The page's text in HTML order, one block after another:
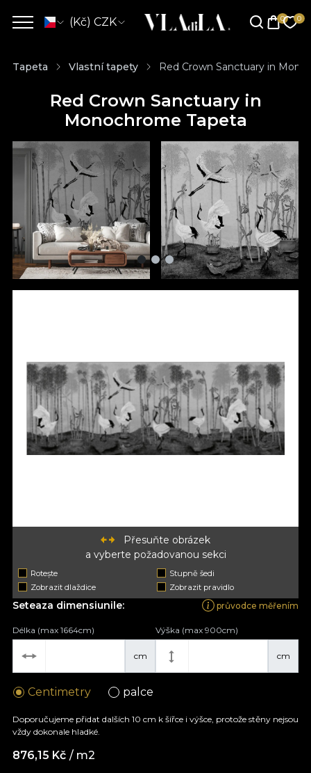
(Kč) CZK
Tapeta Vlastní tapety Red Crown Sanctuary in
Red Crown Sanctuary in
Monochrome Tapeta
Přesuňte obrázek
a vyberte požadovanou sekci
Rotește
Stupně šedi
Zobrazit dlaždice
Zobrazit pravidlo
Seteaza dimensiunile: průvodce měřením
cm
Délka (max 1664cm)
cm
Výška (max 900cm)
Centimetry palce
Doporučujeme přidat dalších 10 cm k šířce i výšce, protože stěny nejsou
vždy dokonale hladké.
876,15 Kč / m2